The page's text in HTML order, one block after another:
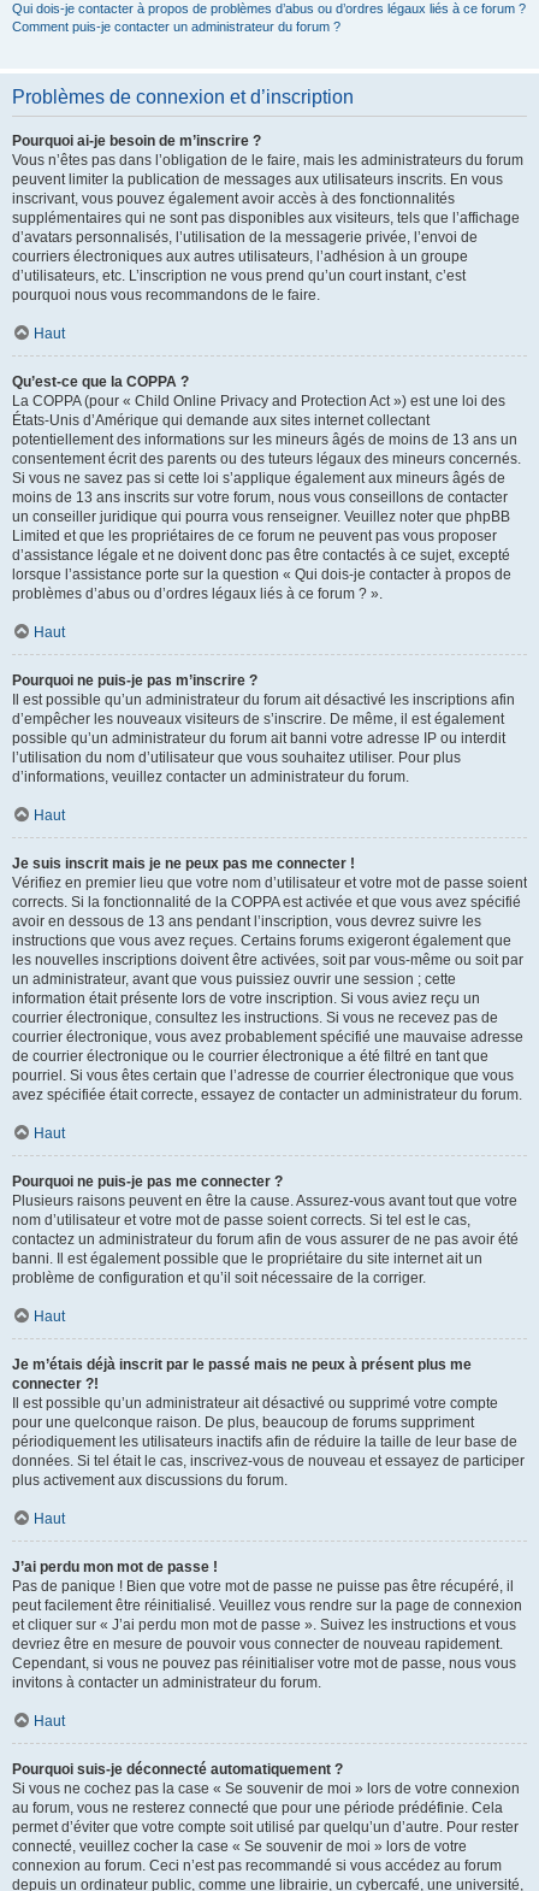
Qui dois-je contacter à propos de problèmes d’abus ou d’ordres légaux liés à ce forum ?
Comment puis-je contacter un administrateur du forum ?
Problèmes de connexion et d’inscription
Pourquoi ai-je besoin de m’inscrire ?
Vous n’êtes pas dans l’obligation de le faire, mais les administrateurs du forum
peuvent limiter la publication de messages aux utilisateurs inscrits. En vous
inscrivant, vous pouvez également avoir accès à des fonctionnalités
supplémentaires qui ne sont pas disponibles aux visiteurs, tels que l’affichage
d’avatars personnalisés, l’utilisation de la messagerie privée, l’envoi de
courriers électroniques aux autres utilisateurs, l’adhésion à un groupe
d’utilisateurs, etc. L’inscription ne vous prend qu’un court instant, c’est
pourquoi nous vous recommandons de le faire.
Haut
Qu’est-ce que la COPPA ?
La COPPA (pour « Child Online Privacy and Protection Act ») est une loi des
États-Unis d’Amérique qui demande aux sites internet collectant
potentiellement des informations sur les mineurs âgés de moins de 13 ans un
consentement écrit des parents ou des tuteurs légaux des mineurs concernés.
Si vous ne savez pas si cette loi s’applique également aux mineurs âgés de
moins de 13 ans inscrits sur votre forum, nous vous conseillons de contacter
un conseiller juridique qui pourra vous renseigner. Veuillez noter que phpBB
Limited et que les propriétaires de ce forum ne peuvent pas vous proposer
d’assistance légale et ne doivent donc pas être contactés à ce sujet, excepté
lorsque l’assistance porte sur la question « Qui dois-je contacter à propos de
problèmes d’abus ou d’ordres légaux liés à ce forum ? ».
Haut
Pourquoi ne puis-je pas m’inscrire ?
Il est possible qu’un administrateur du forum ait désactivé les inscriptions afin
d’empêcher les nouveaux visiteurs de s’inscrire. De même, il est également
possible qu’un administrateur du forum ait banni votre adresse IP ou interdit
l’utilisation du nom d’utilisateur que vous souhaitez utiliser. Pour plus
d’informations, veuillez contacter un administrateur du forum.
Haut
Je suis inscrit mais je ne peux pas me connecter !
Vérifiez en premier lieu que votre nom d’utilisateur et votre mot de passe soient
corrects. Si la fonctionnalité de la COPPA est activée et que vous avez spécifié
avoir en dessous de 13 ans pendant l’inscription, vous devrez suivre les
instructions que vous avez reçues. Certains forums exigeront également que
les nouvelles inscriptions doivent être activées, soit par vous-même ou soit par
un administrateur, avant que vous puissiez ouvrir une session ; cette
information était présente lors de votre inscription. Si vous aviez reçu un
courrier électronique, consultez les instructions. Si vous ne recevez pas de
courrier électronique, vous avez probablement spécifié une mauvaise adresse
de courrier électronique ou le courrier électronique a été filtré en tant que
pourriel. Si vous êtes certain que l’adresse de courrier électronique que vous
avez spécifiée était correcte, essayez de contacter un administrateur du forum.
Haut
Pourquoi ne puis-je pas me connecter ?
Plusieurs raisons peuvent en être la cause. Assurez-vous avant tout que votre
nom d’utilisateur et votre mot de passe soient corrects. Si tel est le cas,
contactez un administrateur du forum afin de vous assurer de ne pas avoir été
banni. Il est également possible que le propriétaire du site internet ait un
problème de configuration et qu’il soit nécessaire de la corriger.
Haut
Je m’étais déjà inscrit par le passé mais ne peux à présent plus me
connecter ?!
Il est possible qu’un administrateur ait désactivé ou supprimé votre compte
pour une quelconque raison. De plus, beaucoup de forums suppriment
périodiquement les utilisateurs inactifs afin de réduire la taille de leur base de
données. Si tel était le cas, inscrivez-vous de nouveau et essayez de participer
plus activement aux discussions du forum.
Haut
J’ai perdu mon mot de passe !
Pas de panique ! Bien que votre mot de passe ne puisse pas être récupéré, il
peut facilement être réinitialisé. Veuillez vous rendre sur la page de connexion
et cliquer sur « J’ai perdu mon mot de passe ». Suivez les instructions et vous
devriez être en mesure de pouvoir vous connecter de nouveau rapidement.
Cependant, si vous ne pouvez pas réinitialiser votre mot de passe, nous vous
invitons à contacter un administrateur du forum.
Haut
Pourquoi suis-je déconnecté automatiquement ?
Si vous ne cochez pas la case « Se souvenir de moi » lors de votre connexion
au forum, vous ne resterez connecté que pour une période prédéfinie. Cela
permet d’éviter que votre compte soit utilisé par quelqu’un d’autre. Pour rester
connecté, veuillez cocher la case « Se souvenir de moi » lors de votre
connexion au forum. Ceci n’est pas recommandé si vous accédez au forum
depuis un ordinateur public, comme une librairie, un cybercafé, une université,